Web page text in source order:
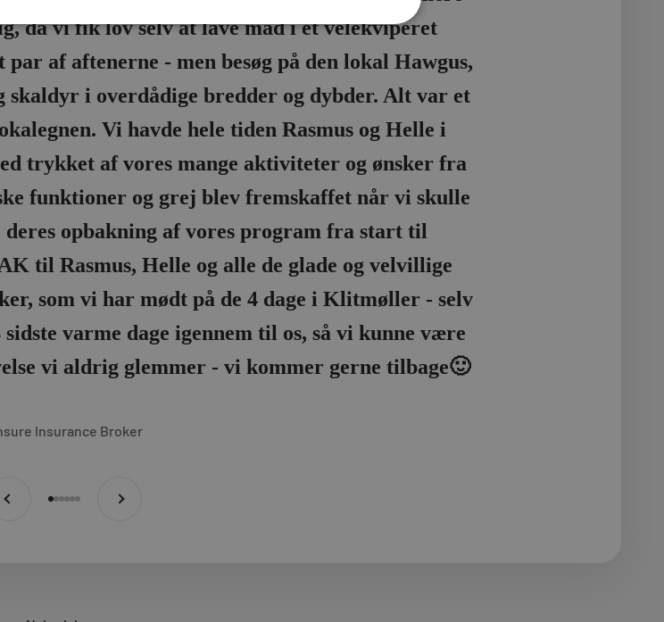
da vi fik lov selv at lave mad i et velekviperet
af aftenerne - men besøg på den lokal Hawgus,
skaldyr i overdådige bredder og dybder. Alt var et
Vi havde hele tiden Rasmus og Helle i
trykket af vores mange aktiviteter og ønsker fra
funktioner og grej blev fremskaffet når vi skulle
opbakning af vores program fra start til
til Rasmus, Helle og alle de glade og velvillige
som vi har mødt på de 4 dage i Klitmøller - selv
varme dage igennem til os, så vi kunne være
vi aldrig glemmer - vi kommer gerne tilbage🙂
Insurance Broker
Gå til element 1
Gå til element 2
Gå til element 3
Gå til element 4
Gå til element 5
Gå til element 6